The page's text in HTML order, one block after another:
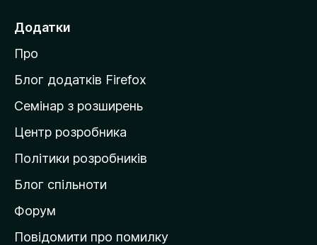
е
й
т
и
а
д
о
і
в
к
Додатки
Про
Блог додатків Firefox
Семінар з розширень
Центр розробника
Політики розробників
Блог спільноти
Форум
Повідомити про помилку